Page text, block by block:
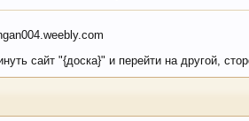
сайт "{доска}" и перейти на другой,